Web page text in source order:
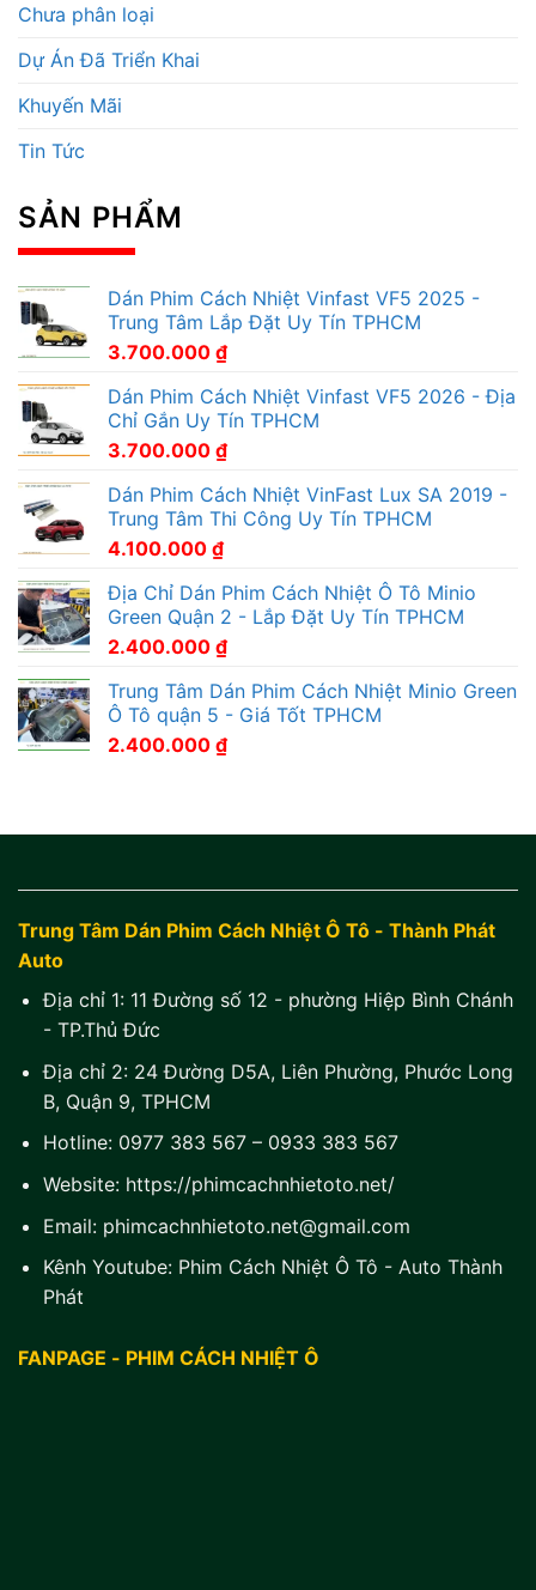
Chưa phân loại
Dự Án Đã Triển Khai
Khuyến Mãi
Tin Tức
SẢN PHẨM
Dán Phim Cách Nhiệt Vinfast VF5 2025 -
Trung Tâm Lắp Đặt Uy Tín TPHCM
3.700.000 ₫
Dán Phim Cách Nhiệt Vinfast VF5 2026 - Địa
Chỉ Gắn Uy Tín TPHCM
3.700.000 ₫
Dán Phim Cách Nhiệt VinFast Lux SA 2019 -
Trung Tâm Thi Công Uy Tín TPHCM
4.100.000 ₫
Địa Chỉ Dán Phim Cách Nhiệt Ô Tô Minio
Green Quận 2 - Lắp Đặt Uy Tín TPHCM
2.400.000 ₫
Trung Tâm Dán Phim Cách Nhiệt Minio Green
Ô Tô quận 5 - Giá Tốt TPHCM
2.400.000 ₫
Trung Tâm Dán Phim Cách Nhiệt Ô Tô - Thành Phát
Auto
Địa chỉ 1: 11 Đường số 12 - phường Hiệp Bình Chánh
- TP.Thủ Đức
Địa chỉ 2: 24 Đường D5A, Liên Phường, Phước Long
B, Quận 9, TPHCM
Hotline: 0977 383 567– 0933 383 567
Website: https://phimcachnhietoto.net/
Email: phimcachnhietoto.net@gmail.com
Kênh Youtube: Phim Cách Nhiệt Ô Tô - Auto Thành
Phát
FANPAGE - PHIM CÁCH NHIỆT Ô